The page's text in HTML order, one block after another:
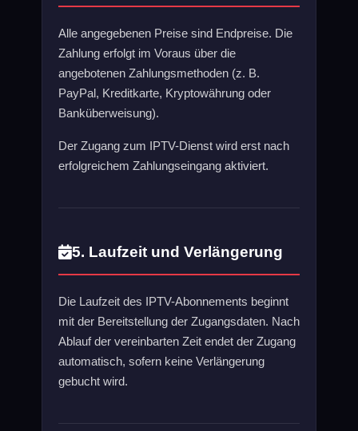
Alle angegebenen Preise sind Endpreise. Die
Zahlung erfolgt im Voraus über die
angebotenen Zahlungsmethoden (z. B.
PayPal, Kreditkarte, Kryptowährung oder
Banküberweisung).
Der Zugang zum IPTV-Dienst wird erst nach
erfolgreichem Zahlungseingang aktiviert.
5. Laufzeit und Verlängerung
Die Laufzeit des IPTV-Abonnements beginnt
mit der Bereitstellung der Zugangsdaten. Nach
Ablauf der vereinbarten Zeit endet der Zugang
automatisch, sofern keine Verlängerung
gebucht wird.